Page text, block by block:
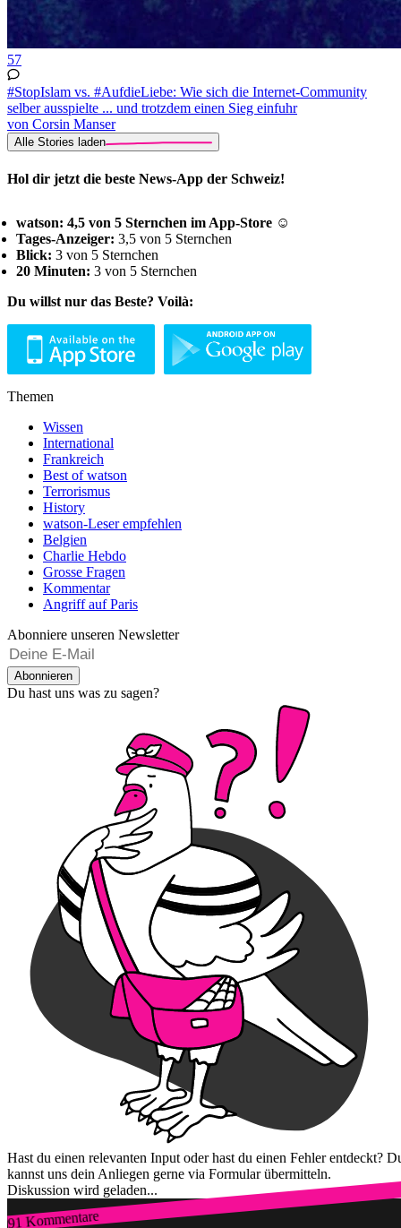
57
#StopIslam vs. #AufdieLiebe: Wie sich die Internet-Community
selber ausspielte ... und trotzdem einen Sieg einfuhr
von Corsin Manser
Alle Stories laden
Hol dir jetzt die beste News-App der Schweiz!
watson: 4,5 von 5 Sternchen im App-Store ☺
Tages-Anzeiger: 3,5 von 5 Sternchen
Blick: 3 von 5 Sternchen
20 Minuten: 3 von 5 Sternchen
Du willst nur das Beste? Voilà:
Themen
Wissen
International
Frankreich
Best of watson
Terrorismus
History
watson-Leser empfehlen
Belgien
Charlie Hebdo
Grosse Fragen
Kommentar
Angriff auf Paris
Abonniere unseren Newsletter
Abonnieren
Du hast uns was zu sagen?
Hast du einen relevanten Input oder hast du einen Fehler entdeckt?
kannst uns dein Anliegen gerne via Formular übermitteln.
Diskussion wird geladen...
91 Kommentare
Zum Login